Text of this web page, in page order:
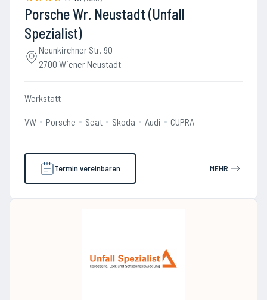
Porsche Wr. Neustadt (Unfall
Spezialist)
Neunkirchner Str. 90
2700 Wiener Neustadt
Werkstatt
VW Porsche Seat Skoda Audi CUPRA
Termin vereinbaren MEHR